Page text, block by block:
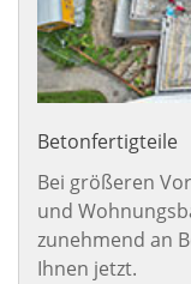
Betonfertigteile
Bei größeren
und
zunehmend an
Ihnen jetzt.